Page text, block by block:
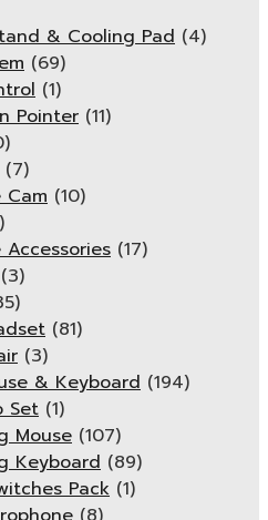
& Cooling Pad (4)
(69)
(1)
Pointer (11)
(7)
Cam (10)
(17)
(3)
(81)
(3)
& Keyboard (194)
Set (1)
Mouse (107)
Keyboard (89)
Pack (1)